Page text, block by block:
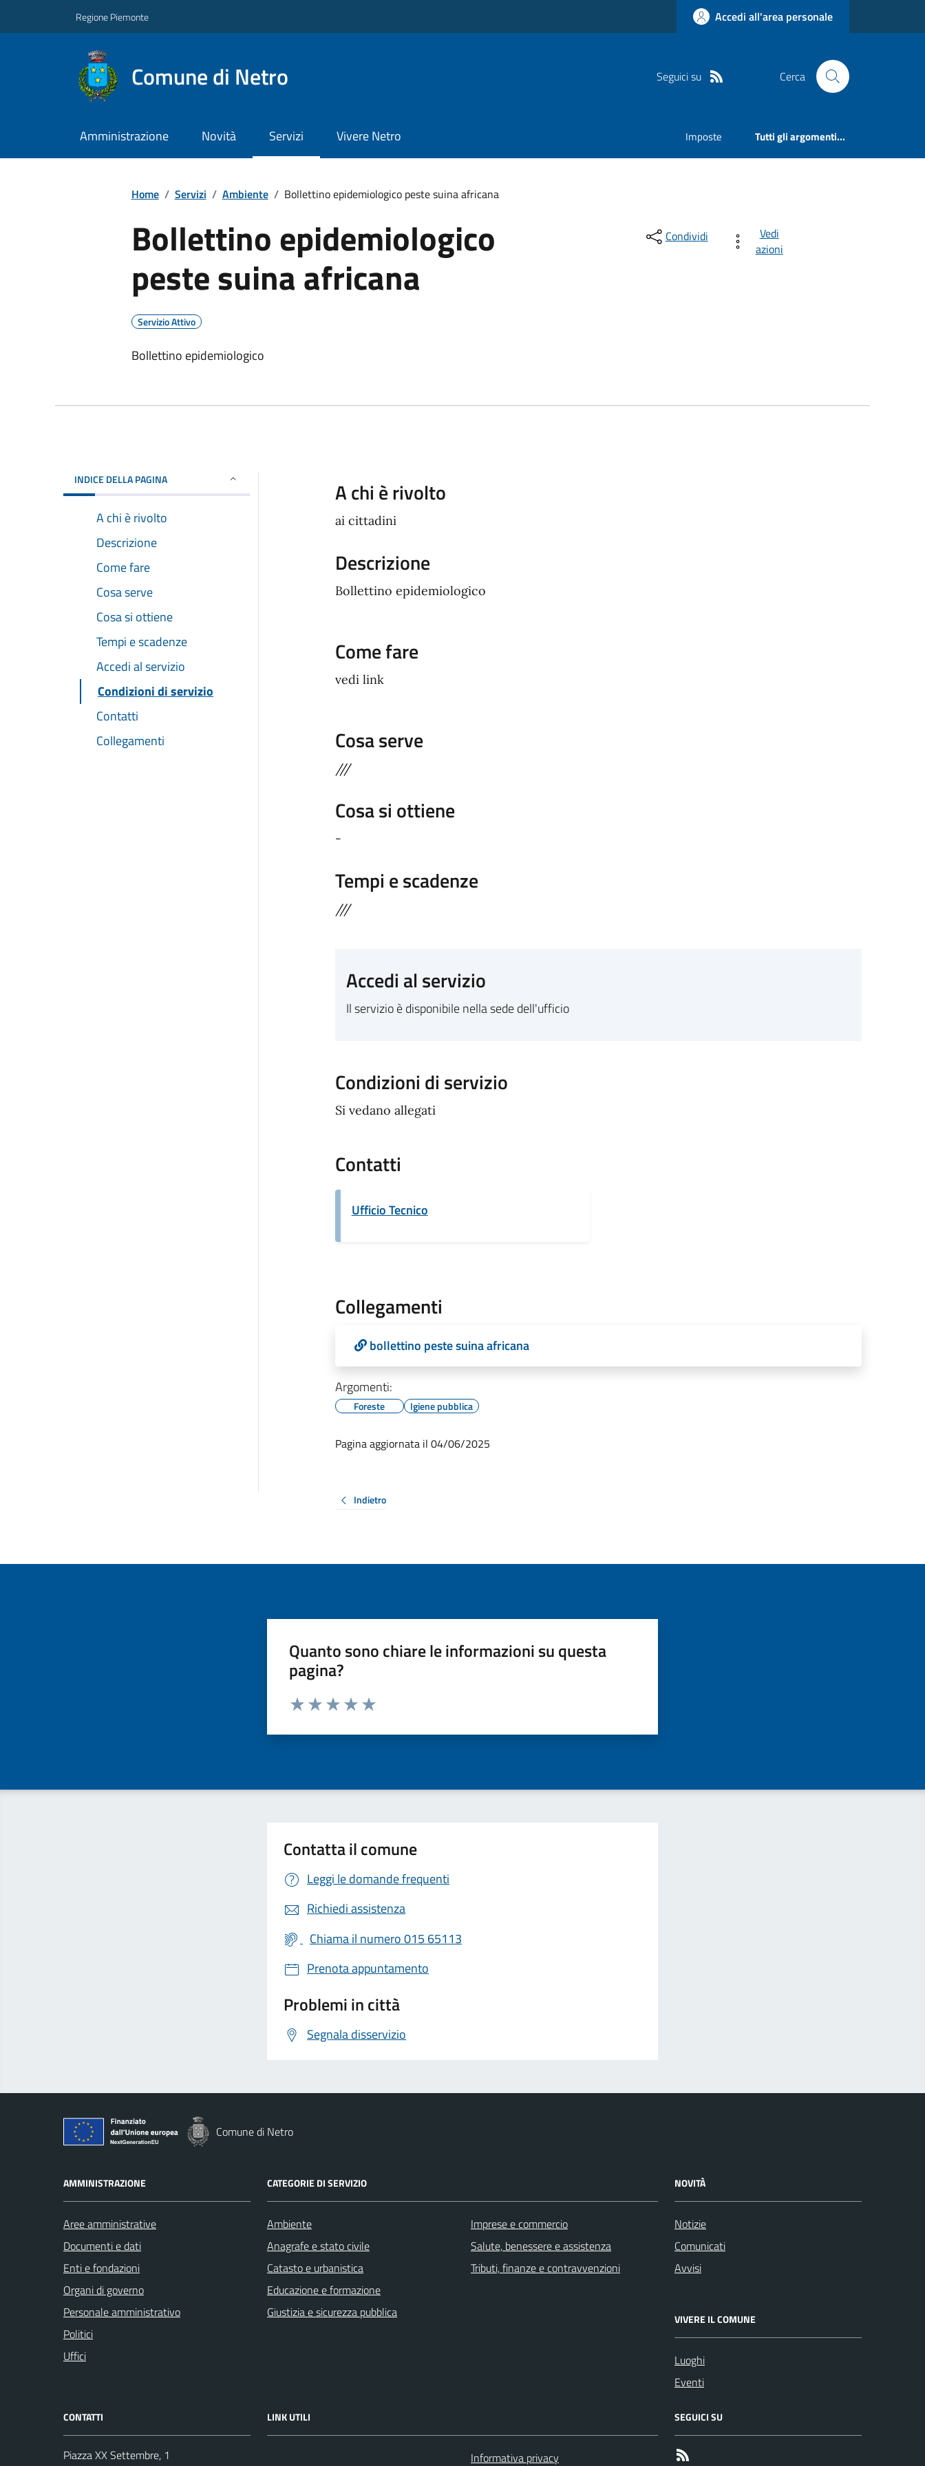
Regione Piemonte Accedi all'area personale
Comune di Netro Seguici su Cerca
Amministrazione Novità Servizi Vivere Netro Imposte Tutti gli argomenti...
Home / Servizi / Ambiente / Bollettino epidemiologico peste suina africana
Bollettino epidemiologico
peste suina africana
Servizio Attivo
Bollettino epidemiologico
Condividi
Vedi
azioni
INDICE DELLA PAGINA
A chi è rivolto
Descrizione
Come fare
Cosa serve
Cosa si ottiene
Tempi e scadenze
Accedi al servizio
Condizioni di servizio
Contatti
Collegamenti
A chi è rivolto
ai cittadini
Descrizione
Bollettino epidemiologico
Come fare
vedi link
Cosa serve
///
Cosa si ottiene
-
Tempi e scadenze
///
Accedi al servizio
Il servizio è disponibile nella sede dell'ufficio
Condizioni di servizio
Si vedano allegati
Contatti
Ufficio Tecnico
Collegamenti
bollettino peste suina africana
Argomenti:
Foreste Igiene pubblica
Pagina aggiornata il 04/06/2025
Indietro
Quanto sono chiare le informazioni su questa
pagina?
Valuta da 1 a 5 stelle la pagina
Contatta il comune
Leggi le domande frequenti
Richiedi assistenza
Chiama il numero 015 65113
Prenota appuntamento
Problemi in città
Segnala disservizio
Comune di Netro
AMMINISTRAZIONE
Aree amministrative
Documenti e dati
Enti e fondazioni
Organi di governo
Personale amministrativo
Politici
Uffici
CATEGORIE DI SERVIZIO
Ambiente
Anagrafe e stato civile
Catasto e urbanistica
Educazione e formazione
Giustizia e sicurezza pubblica
Imprese e commercio
Salute, benessere e assistenza
Tributi, finanze e contravvenzioni
NOVITÀ
Notizie
Comunicati
Avvisi
VIVERE IL COMUNE
Luoghi
Eventi
CONTATTI
Piazza XX Settembre, 1
LINK UTILI
Informativa privacy
SEGUICI SU